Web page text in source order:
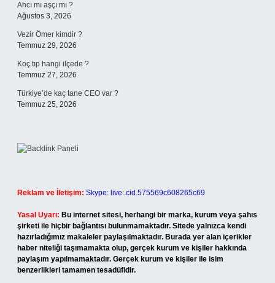
Ahcı mı aşçı mı ?
Ağustos 3, 2026
Vezir Ömer kimdir ?
Temmuz 29, 2026
Koç tıp hangi ilçede ?
Temmuz 27, 2026
Türkiye’de kaç tane CEO var ?
Temmuz 25, 2026
Reklam ve İletişim: Skype: live:.cid.575569c608265c69
Yasal Uyarı: Bu internet sitesi, herhangi bir marka, kurum veya şahıs
şirketi ile hiçbir bağlantısı bulunmamaktadır. Sitede yalnızca kendi
hazırladığımız makaleler paylaşılmaktadır. Burada yer alan içerikler
haber niteliği taşımamakta olup, gerçek kurum ve kişiler hakkında
paylaşım yapılmamaktadır. Gerçek kurum ve kişiler ile isim
benzerlikleri tamamen tesadüfidir.